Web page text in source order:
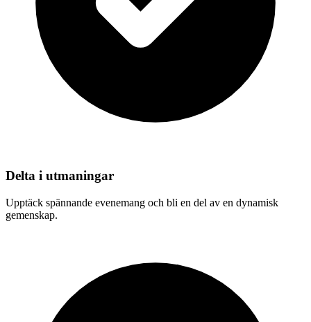
Delta i utmaningar
Upptäck spännande evenemang och bli en del av en dynamisk
gemenskap.